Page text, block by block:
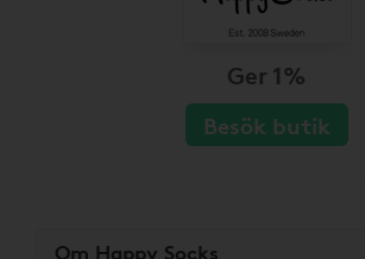
Ger 1%
Besök butik
Om Happy Socks